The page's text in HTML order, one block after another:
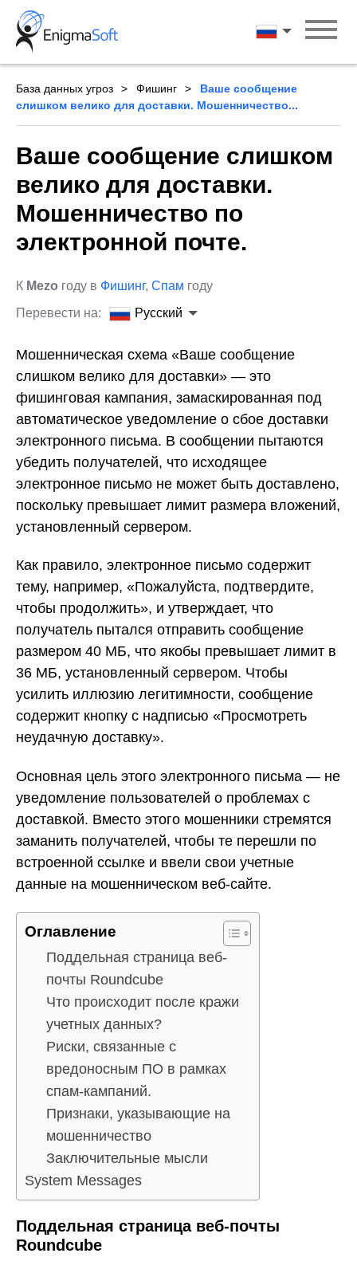
Skip
content
Русский
База данных угроз Фишинг
Ваше сообщение
слишком велико для доставки. Мошенничество...
Ваше сообщение слишком
велико для доставки.
Мошенничество по
электронной почте.
К Mezo году в Фишинг, Спам году
Перевести на:
Русский
Мошенническая схема «Ваше сообщение
слишком велико для доставки» — это
фишинговая кампания, замаскированная под
автоматическое уведомление о сбое доставки
электронного письма. В сообщении пытаются
убедить получателей, что исходящее
электронное письмо не может быть доставлено,
поскольку превышает лимит размера вложений,
установленный сервером.
Как правило, электронное письмо содержит
тему, например, «Пожалуйста, подтвердите,
чтобы продолжить», и утверждает, что
получатель пытался отправить сообщение
размером 40 МБ, что якобы превышает лимит в
36 МБ, установленный сервером. Чтобы
усилить иллюзию легитимности, сообщение
содержит кнопку с надписью «Просмотреть
неудачную доставку».
Основная цель этого электронного письма — не
уведомление пользователей о проблемах с
доставкой. Вместо этого мошенники стремятся
заманить получателей, чтобы те перешли по
встроенной ссылке и ввели свои учетные
данные на мошенническом веб-сайте.
Оглавление
Поддельная страница веб-
почты Roundcube
Что происходит после кражи
учетных данных?
Риски, связанные с
вредоносным ПО в рамках
спам-кампаний.
Признаки, указывающие на
мошенничество
Заключительные мысли
System Messages
Поддельная страница веб-почты
Roundcube